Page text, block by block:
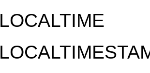
LOCALTIME